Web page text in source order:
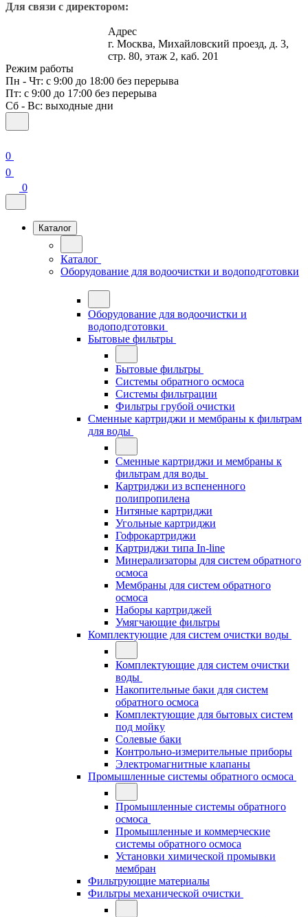
Для связи с директором:
Адрес
г. Москва, Михайловский проезд, д. 3,
стр. 80, этаж 2, каб. 201
Режим работы
Пн - Чт: с 9:00 до 18:00 без перерыва
Пт: с 9:00 до 17:00 без перерыва
Сб - Вс: выходные дни
0
0
0
Каталог
Каталог
Оборудование для водоочистки и водоподготовки
Оборудование для водоочистки и
водоподготовки
Бытовые фильтры
Бытовые фильтры
Системы обратного осмоса
Системы фильтрации
Фильтры грубой очистки
Сменные картриджи и мембраны к фильтрам
для воды
Сменные картриджи и мембраны к
фильтрам для воды
Картриджи из вспененного
полипропилена
Нитяные картриджи
Угольные картриджи
Гофрокартриджи
Картриджи типа In-line
Минерализаторы для систем обратного
осмоса
Мембраны для систем обратного
осмоса
Наборы картриджей
Умягчающие фильтры
Комплектующие для систем очистки воды
Комплектующие для систем очистки
воды
Накопительные баки для систем
обратного осмоса
Комплектующие для бытовых систем
под мойку
Солевые баки
Контрольно-измерительные приборы
Электромагнитные клапаны
Промышленные системы обратного осмоса
Промышленные системы обратного
осмоса
Промышленные и коммерческие
системы обратного осмоса
Установки химической промывки
мембран
Фильтрующие материалы
Фильтры механической очистки